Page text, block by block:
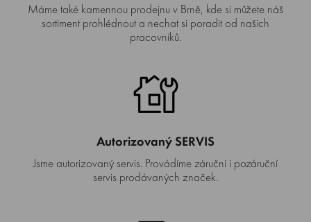
Máme také kamennou prodejnu v Brně, kde si můžete náš
sortiment prohlédnout a nechat si poradit od našich
pracovníků.
Autorizovaný SERVIS
Jsme autorizovaný servis. Provádíme záruční i pozáruční
servis prodávaných značek.